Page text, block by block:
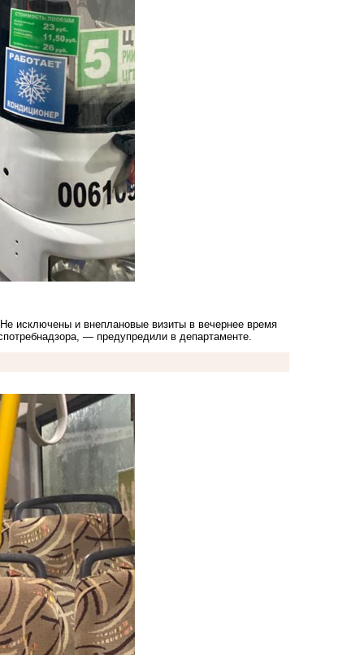
исключены и внеплановые визиты в вечернее время
— предупредили в департаменте.